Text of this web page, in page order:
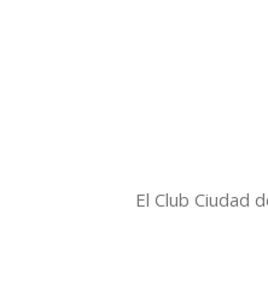
El Club Ciudad